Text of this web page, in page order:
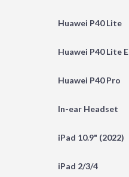
Huawei P40 Lite
Huawei P40 Lite E
Huawei P40 Pro
In-ear Headset
iPad 10.9" (2022)
iPad 2/3/4